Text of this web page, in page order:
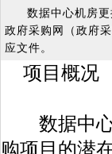
数据中心机房
政府采购网（政府
应文件。
项目概况
数据中心
购项目的潜